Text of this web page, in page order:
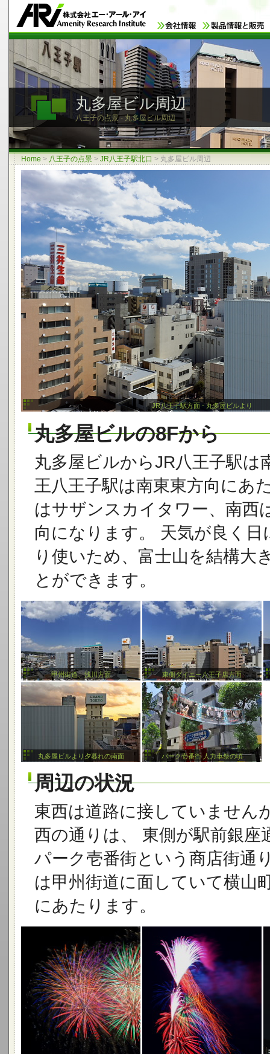
丸多屋ビル周辺
八王子の点景 - 丸多屋ビル周辺
Home > 八王子の点景 > JR八王子駅北口 > 丸多屋ビル周辺
JR八王子駅方面 - 丸多屋ビルより
丸多屋ビルの8Fから
丸多屋ビルからJR八王子駅は
王八王子駅は南東東方向にあ
はサザンスカイタワー、南西
向になります。 天気が良く日
り使いため、富士山を結構大
とができます。
甲州街道、浅川方面 東側ダイエー八王子店方面
丸多屋ビルより夕暮れの南面 パーク壱番街 人力車祭の頃
周辺の状況
東西は道路に接していません
西の通りは、 東側が駅前銀座
パーク壱番街という商店街通
は甲州街道に面していて横山
にあたります。